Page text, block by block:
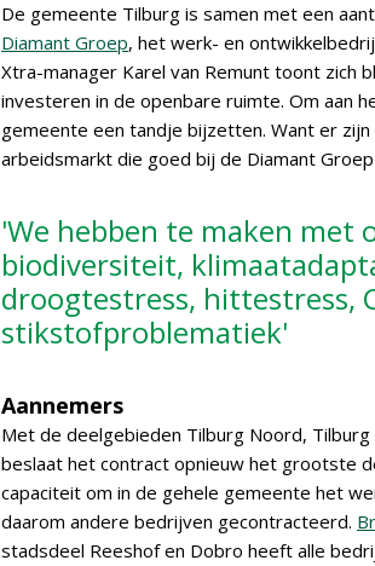
De gemeente Tilburg is samen met een
Diamant Groep, het werk- en
Xtra-manager Karel van Remunt toont zich
investeren in de openbare ruimte. Om aan
gemeente een tandje bijzetten. Want er
arbeidsmarkt die goed bij de Diamant
'We hebben te maken met
biodiversiteit,
droogtestress, hittestress,
stikstofproblematiek'
Aannemers
Met de deelgebieden Tilburg Noord,
beslaat het contract opnieuw het grootste
capaciteit om in de gehele gemeente het
daarom andere bedrijven gecontracteerd.
stadsdeel Reeshof en Dobro heeft alle